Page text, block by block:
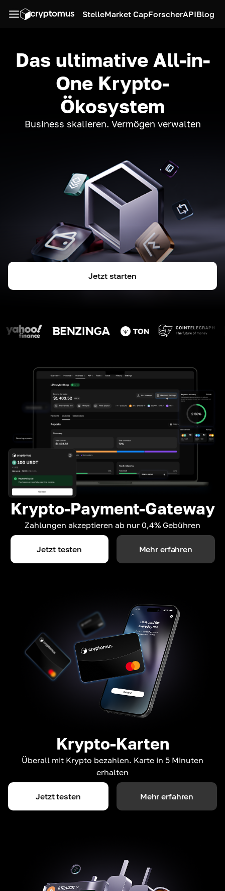
StelleMarket CapForscherAPIBlog
Das ultimative All-in-
One Krypto-
Ökosystem
Business skalieren. Vermögen verwalten
Jetzt starten
Krypto-Payment-Gateway
Zahlungen akzeptieren ab nur 0,4% Gebühren
Jetzt testen Mehr erfahren
Krypto-Karten
Überall mit Krypto bezahlen. Karte in 5 Minuten
erhalten
Jetzt testen Mehr erfahren